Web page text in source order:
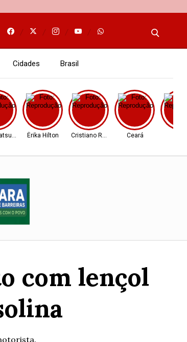
Cidades Brasil
Érika Hilton Cristiano Ronaldo Ceará
com lençol